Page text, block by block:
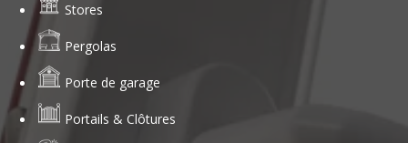
Stores
Pergolas
Porte de garage
Portails & Clôtures